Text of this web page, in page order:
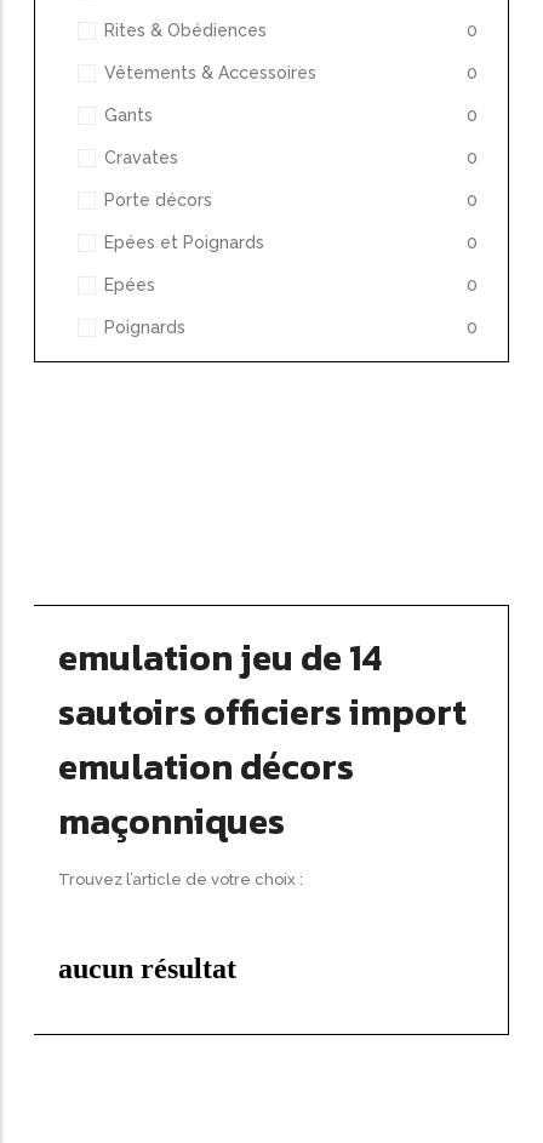
Rites & Obédiences 0
Vêtements & Accessoires 0
Gants 0
Cravates 0
Porte décors 0
Epées et Poignards 0
Epées 0
Poignards 0
emulation jeu de 14
sautoirs officiers import
emulation décors
maçonniques
Trouvez l’article de votre choix :
aucun résultat